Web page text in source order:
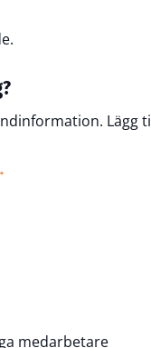
Lägg
medarbetare